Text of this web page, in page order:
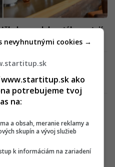
hore, alebo stále nestojí
záchranou slovenského
supermarketov, aby založili
2
ako
potrebujeme tvoj
na:
a obsah, meranie reklamy a
skupín a vývoj služieb
k informáciám na zariadení
nevyhnutnými cookies →